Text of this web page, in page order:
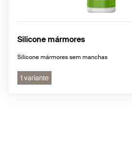
Silicone mármores
Silicone mármores sem manchas
1 variante